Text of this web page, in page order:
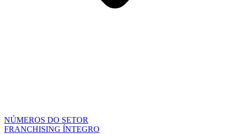
NÚMEROS DO SETOR
FRANCHISING ÍNTEGRO